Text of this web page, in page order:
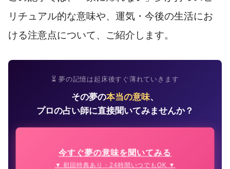
リチュアル的な意味や、運気・今後の生活にお
ける注意点について、ご紹介します。
⏳ 夢の記憶は起床後すぐ薄れていきます
その夢の本当の意味、
プロの占い師に直接聞いてみませんか？
今すぐ夢の意味を聞いてみる
▼ 初回特典あり・24時間いつでもOK ▼